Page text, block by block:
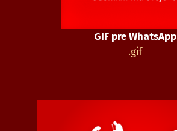
GIF pre WhatsApp
.gif